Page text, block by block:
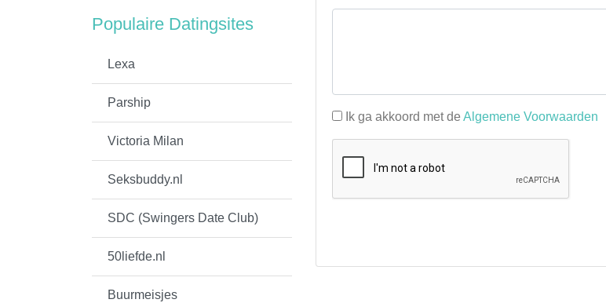
Populaire Datingsites
Lexa
Parship
Victoria Milan
Seksbuddy.nl
SDC (Swingers Date Club)
50liefde.nl
Buurmeisjes
Ik ga akkoord met de Algemene Voorwaarden